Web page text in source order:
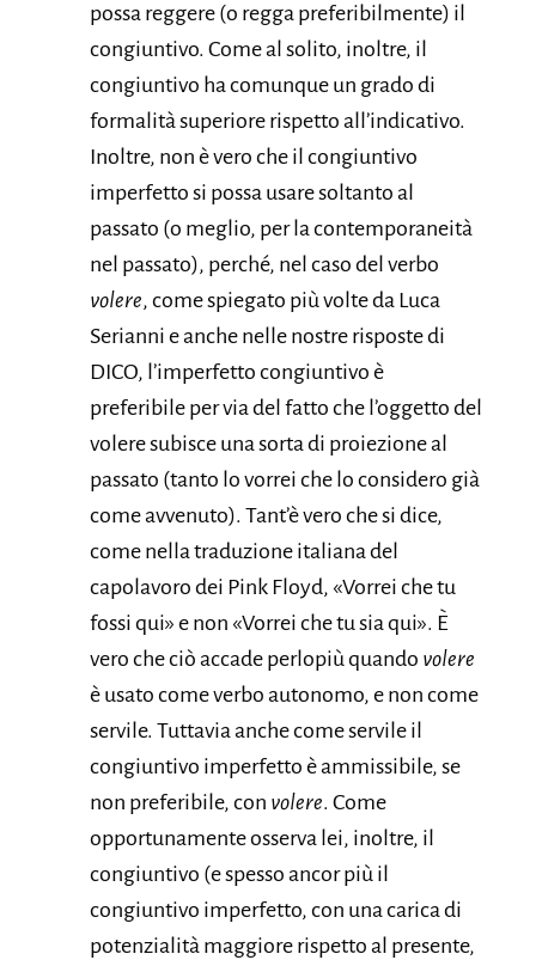
possa reggere (o regga preferibilmente) il
congiuntivo. Come al solito, inoltre, il
congiuntivo ha comunque un grado di
formalità superiore rispetto all’indicativo.
Inoltre, non è vero che il congiuntivo
imperfetto si possa usare soltanto al
passato (o meglio, per la contemporaneità
nel passato), perché, nel caso del verbo
volere, come spiegato più volte da Luca
Serianni e anche nelle nostre risposte di
DICO, l’imperfetto congiuntivo è
preferibile per via del fatto che l’oggetto del
volere subisce una sorta di proiezione al
passato (tanto lo vorrei che lo considero già
come avvenuto). Tant’è vero che si dice,
come nella traduzione italiana del
capolavoro dei Pink Floyd, «Vorrei che tu
fossi qui» e non «Vorrei che tu sia qui». È
vero che ciò accade perlopiù quando volere
è usato come verbo autonomo, e non come
servile. Tuttavia anche come servile il
congiuntivo imperfetto è ammissibile, se
non preferibile, con volere. Come
opportunamente osserva lei, inoltre, il
congiuntivo (e spesso ancor più il
congiuntivo imperfetto, con una carica di
potenzialità maggiore rispetto al presente,